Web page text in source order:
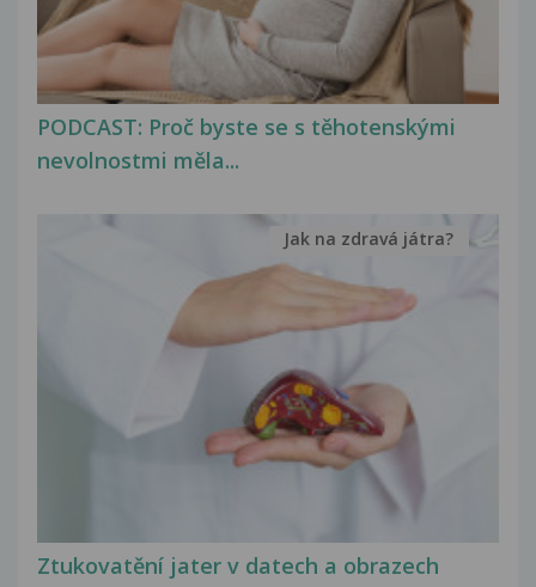
PODCAST: Proč byste se s těhotenskými
nevolnostmi měla...
Ztukovatění jater v datech a obrazech
Jak na zdravá játra?